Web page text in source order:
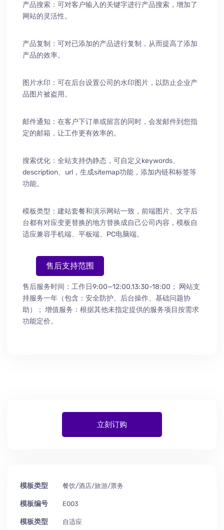
产品搜索：可对客户输入的关键字进行产品搜索，增加了
网站的灵活性。
产品复制：可对已添加的产品进行复制，从而提高了添加
产品的效率。
图片水印：可在后台设置公司的水印图片，以防止企业产
品图片被盗用。
邮件通知：在客户下订单或留言的同时，会发邮件到您指
定的邮箱，让工作更有效率的。
搜索优化：全站支持伪静态，可自定义keywords、
description、url，生成sitemap功能，添加内链和标签等
功能。
模板类型：建站套餐和演示网站一致，前端图片、文字后
台都有对应变更替换的地方替换成自己公司内容，模板自
适应兼容手机端、平板端、PC电脑端。
售后支持范围
售后服务时间：工作日9:00—12:00,13:30-18:00；
网站支
持服务一年（包含：安全防护、 后台操作、 基础问题协
助）
； 增值服务：根据其他未指定提供的服务项目按需求
功能定价。
立刻订购
模板类型 餐饮/酒店/旅游/票务
模板编号 E003
模板类型 自适应